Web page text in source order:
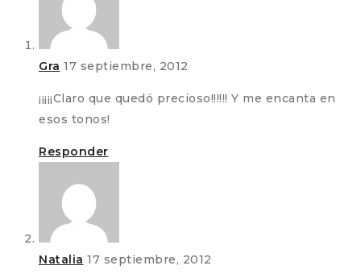
Gra 17 septiembre, 2012
¡¡¡¡¡Claro que quedó precioso!!!!!! Y me encanta en
esos tonos!
Responder
Natalia 17 septiembre, 2012